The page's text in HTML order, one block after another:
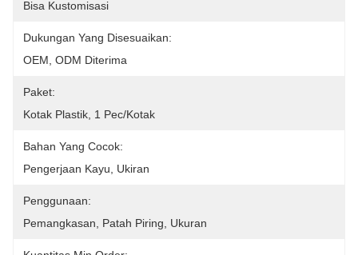
Bisa Kustomisasi
Dukungan Yang Disesuaikan:
OEM, ODM Diterima
Paket:
Kotak Plastik, 1 Pec/kotak
Bahan Yang Cocok:
Pengerjaan Kayu, Ukiran
Penggunaan:
Pemangkasan, Patah Piring, Ukuran